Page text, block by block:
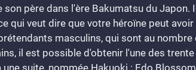
père dans l'ère Bakumatsu du Japon. Il
qui veut dire que votre héroïne peut avoir
masculins, qui sont au nombre
il est possible d'obtenir l'une des trente
suite, nommée Hakuoki : Edo